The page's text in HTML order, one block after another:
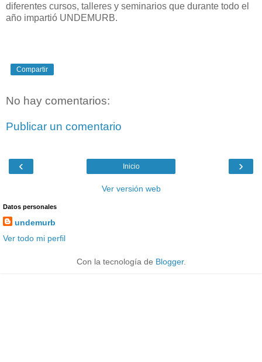
diferentes cursos, talleres y seminarios que durante todo el
año impartió UNDEMURB.
Compartir
No hay comentarios:
Publicar un comentario
‹ ›
Inicio
Ver versión web
Datos personales
undemurb
Ver todo mi perfil
Con la tecnología de Blogger.